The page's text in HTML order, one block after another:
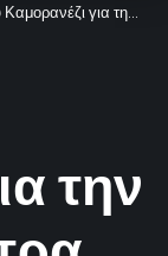
την εντεκάδα κόντρα στον Ακρίτα
την